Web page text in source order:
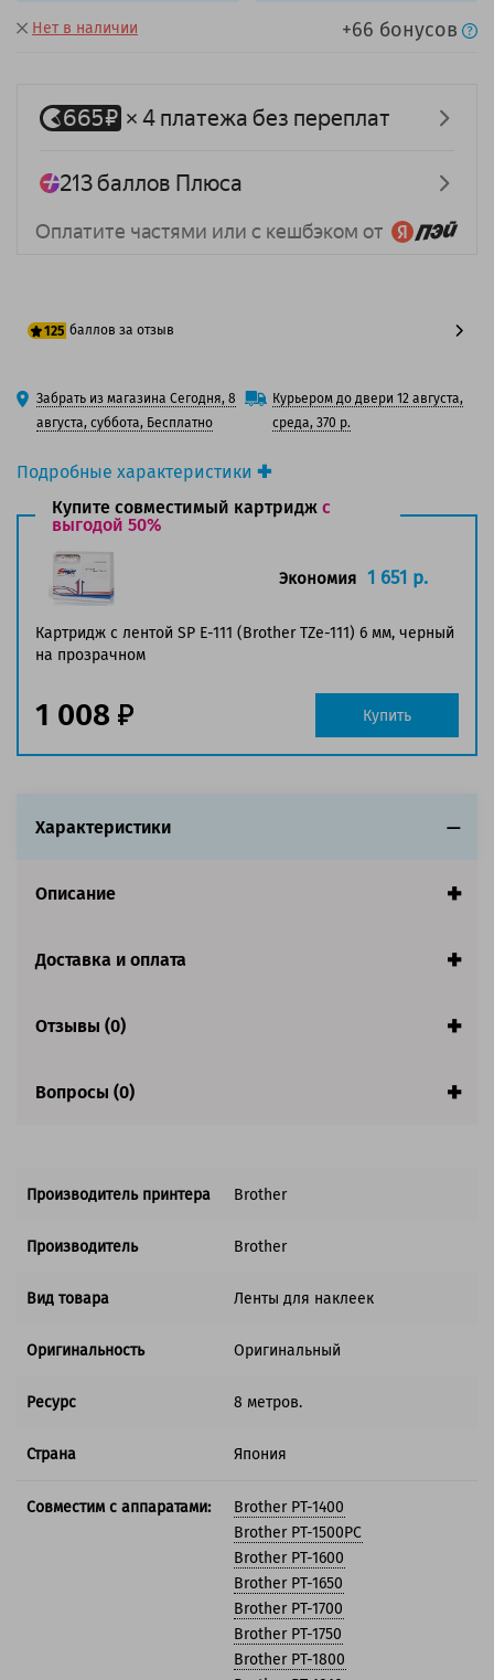
Подробные характеристики
Производитель принтера:Brother
Производитель:Brother
Вид товара:
Оригинальность:
Оригинальный
Ресурс:8 метров.
Страна:Япония
Совместим с аппаратами
Нет в наличии +66 бонусов
125 баллов за отзыв
100 баллов
125 баллов
Забрать из магазина Сегодня, 8
августа, суббота, Бесплатно
Курьером до двери 12 августа,
среда, 370 р.
Купите совместимый картридж с
выгодой 50%
Картридж с лентой SP E-111 (Brother TZe-111) 6 мм, черный
на прозрачном
Экономия 1 651 р.
1 008 Купить
Характеристики
Описание
Доставка и оплата
Отзывы (0)
Вопросы (0)
Производитель принтера Brother
Производитель Brother
Вид товара Ленты для наклеек
Оригинальность Оригинальный
Ресурс 8 метров.
Страна Япония
Совместим с аппаратами:
Brother PT-1400
Brother PT-1500PC
Brother PT-1600
Brother PT-1650
Brother PT-1700
Brother PT-1750
Brother PT-1800